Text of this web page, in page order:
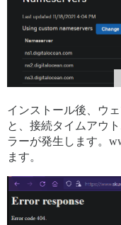
インストール後、ウ
と、接続タイムアウ
ラーが発生します。
ます。